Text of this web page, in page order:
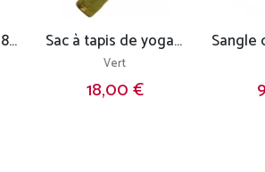
Tapis Studio-Mat 183cm/220cm x 60cm x 4mm Sac à tapis de yoga Saree 71 cm x 15 cm
Vert
18,00 €